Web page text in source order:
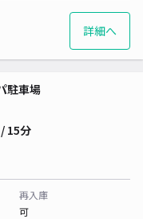
詳細へ
駐車場
15分
再入庫
可